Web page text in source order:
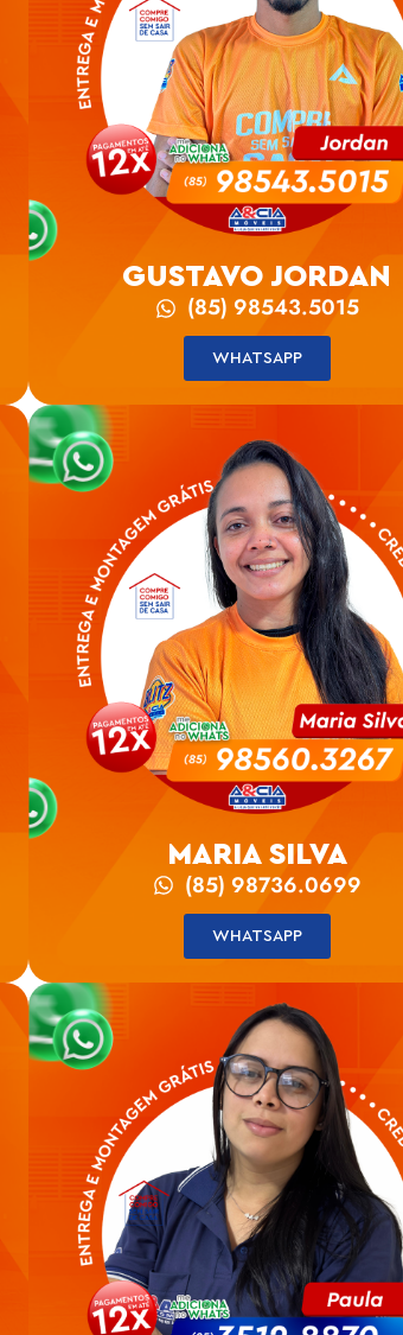
GUSTAVO JORDAN
(85) 98543.5015
WHATSAPP
MARIA SILVA
(85) 98736.0699
WHATSAPP